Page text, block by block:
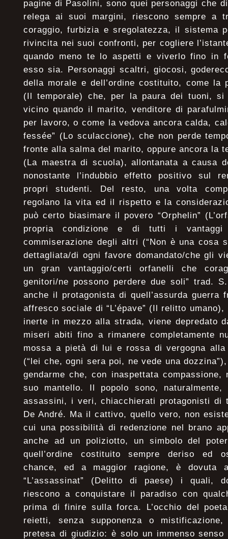
pagine di Pasolini, sono quei personaggi che
relega ai suoi margini, riescono sempre a
coraggio, furbizia e sregolatezza, il sistema
rivincita nei suoi confronti, per cogliere
quando meno te lo aspetti e viverlo fino in
esso sia. Personaggi scaltri, giocosi,
della morale e dell’ordine costituito, come la
(Il temporale) che, per la paura dei tuoni,
vicino quando il marito, venditore di
per lavoro, o come la vedova ancora calda,
fessée” (Lo sculaccione), che non perde
fronte alla salma del marito, oppure ancora la
(La maestra di scuola), allontanata a causa
nonostante l’indubbio effetto positivo sul
propri studenti. Del resto, una volta
regolano la vita ed il rispetto e la
può certo biasimare il povero “Orphelin”
propria condizione e di tutti i
commiserazione degli altri (“Non è una cosa
dettagliata/di ogni favore domandato/che gli
un gran vantaggio/certi orfanelli che
genitori/ne possono perdere due soli” trad.
anche il protagonista di quell’assurda guerra
affresco sociale di “L’épave” (Il relitto
inerte in mezzo alla strada, viene depredato
miseri abiti fino a rimanere completamente
mossa a pietà di lui e rossa di vergogna
(“lei che, ogni sera poi, ne vede una
gendarme che, con inaspettata
suo mantello. Il popolo sono,
assassini, i veri, chiacchierati protagonisti di
De André. Ma il cattivo, quello vero, non
cui una possibilità di redenzione nel brano
anche ad un poliziotto, un simbolo del
quell’ordine costituito sempre deriso ed
chance, ed a maggior ragione, è dovuta
“L’assassinat” (Delitto di paese) i quali,
riescono a conquistare il paradiso con
prima di finire sulla forca. L’occhio del
reietti, senza supponenza o
pretesa di giudizio: è solo un immenso